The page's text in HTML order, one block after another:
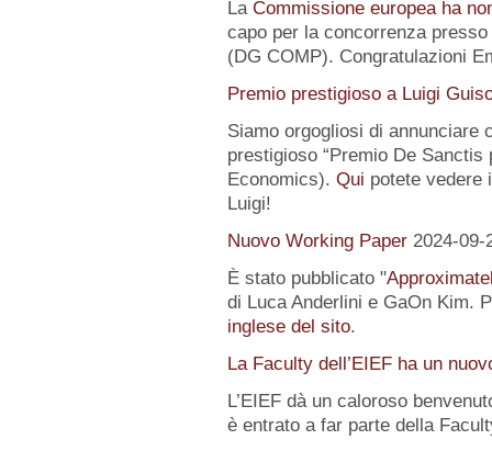
La Commissione europea ha
capo per la concorrenza
(DG COMP). Congratulazioni
Premio prestigioso a Luigi
Siamo orgogliosi di annunciare
prestigioso “Premio De
Economics). Qui potete vedere
Luigi!
Nuovo Working Paper 2024-09-
È stato pubblicato "
di Luca Anderlini e GaOn Kim.
inglese del sito.
La Faculty dell’EIEF ha un
L’EIEF dà un caloroso
è entrato a far parte della